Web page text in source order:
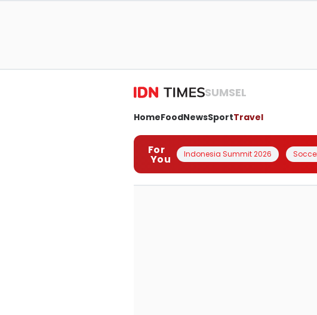
SUMSEL
HomeFoodNewsSportTravel
For
You Indonesia Summit 2026